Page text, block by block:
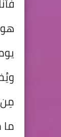
ما